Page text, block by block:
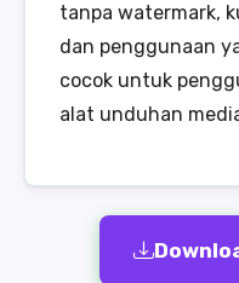
tanpa watermark,
dan penggunaan
cocok untuk
alat unduhan